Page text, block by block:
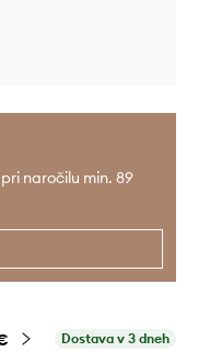
naročilu min. 89
Dostava v 3 dneh